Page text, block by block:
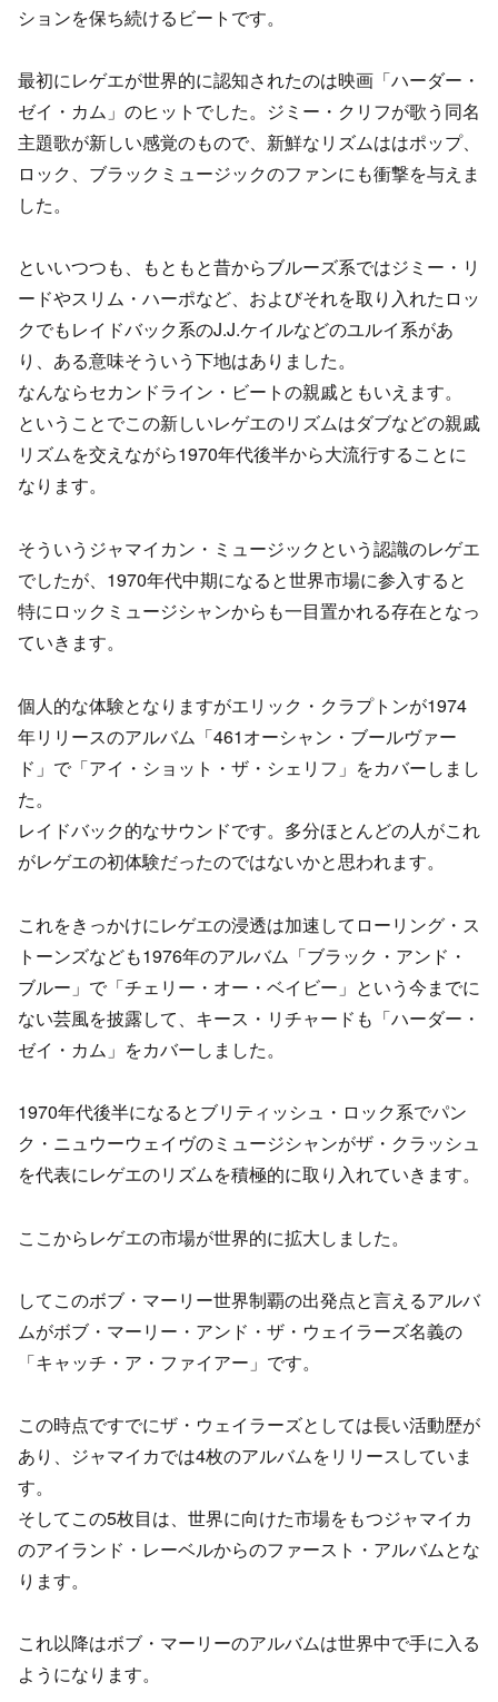
ションを保ち続けるビートです。
最初にレゲエが世界的に認知されたのは映画「ハーダー・
ゼイ・カム」のヒットでした。ジミー・クリフが歌う同名
主題歌が新しい感覚のもので、新鮮なリズムははポップ、
ロック、ブラックミュージックのファンにも衝撃を与えま
した。
といいつつも、もともと昔からブルーズ系ではジミー・リ
ードやスリム・ハーポなど、およびそれを取り入れたロッ
クでもレイドバック系のJ.J.ケイルなどのユルイ系があ
り、ある意味そういう下地はありました。
なんならセカンドライン・ビートの親戚ともいえます。
ということでこの新しいレゲエのリズムはダブなどの親戚
リズムを交えながら1970年代後半から大流行することに
なります。
そういうジャマイカン・ミュージックという認識のレゲエ
でしたが、1970年代中期になると世界市場に参入すると
特にロックミュージシャンからも一目置かれる存在となっ
ていきます。
個人的な体験となりますがエリック・クラプトンが1974
年リリースのアルバム「461オーシャン・ブールヴァー
ド」で「アイ・ショット・ザ・シェリフ」をカバーしまし
た。
レイドバック的なサウンドです。多分ほとんどの人がこれ
がレゲエの初体験だったのではないかと思われます。
これをきっかけにレゲエの浸透は加速してローリング・ス
トーンズなども1976年のアルバム「ブラック・アンド・
ブルー」で「チェリー・オー・ベイビー」という今までに
ない芸風を披露して、キース・リチャードも「ハーダー・
ゼイ・カム」をカバーしました。
1970年代後半になるとブリティッシュ・ロック系でパン
ク・ニュウーウェイヴのミュージシャンがザ・クラッシュ
を代表にレゲエのリズムを積極的に取り入れていきます。
ここからレゲエの市場が世界的に拡大しました。
してこのボブ・マーリー世界制覇の出発点と言えるアルバ
ムがボブ・マーリー・アンド・ザ・ウェイラーズ名義の
「キャッチ・ア・ファイアー」です。
この時点ですでにザ・ウェイラーズとしては長い活動歴が
あり、ジャマイカでは4枚のアルバムをリリースしていま
す。
そしてこの5枚目は、世界に向けた市場をもつジャマイカ
のアイランド・レーベルからのファースト・アルバムとな
ります。
これ以降はボブ・マーリーのアルバムは世界中で手に入る
ようになります。